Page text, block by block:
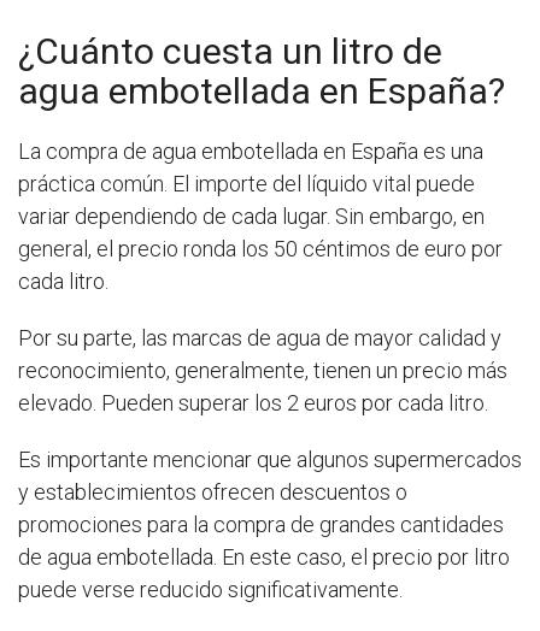
¿Cuánto cuesta un litro de
agua embotellada en España?
La compra de agua embotellada en España es una
práctica común. El importe del líquido vital puede
variar dependiendo de cada lugar. Sin embargo, en
general, el precio ronda los 50 céntimos de euro por
cada litro.
Por su parte, las marcas de agua de mayor calidad y
reconocimiento, generalmente, tienen un precio más
elevado. Pueden superar los 2 euros por cada litro.
Es importante mencionar que algunos supermercados
y establecimientos ofrecen descuentos o
promociones para la compra de grandes cantidades
de agua embotellada. En este caso, el precio por litro
puede verse reducido significativamente.